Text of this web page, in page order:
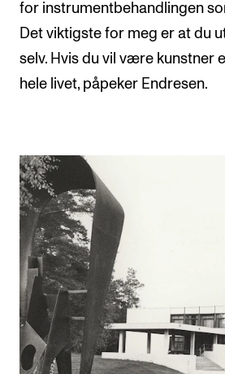
for instrumentbehandlingen
Det viktigste for meg er at du
selv. Hvis du vil være kunstner
hele livet, påpeker Endresen.